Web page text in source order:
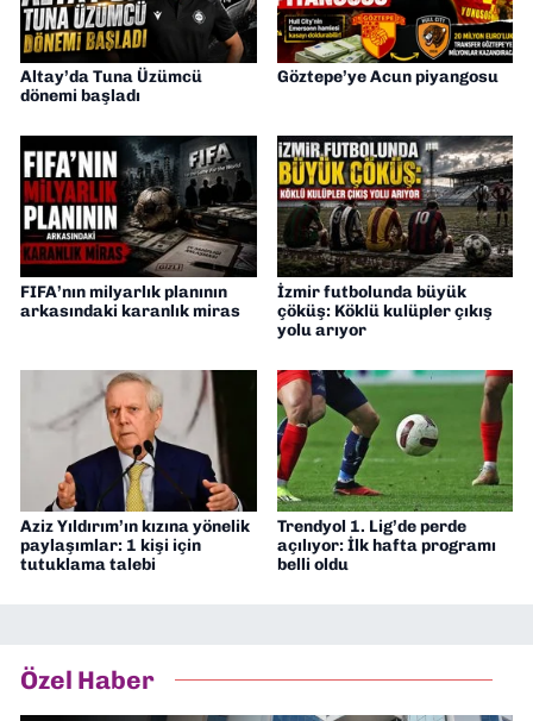
Altay’da Tuna Üzümcü
dönemi başladı
Göztepe’ye Acun piyangosu
FIFA’nın milyarlık planının
arkasındaki karanlık miras
İzmir futbolunda büyük
çöküş: Köklü kulüpler çıkış
yolu arıyor
Aziz Yıldırım’ın kızına yönelik
paylaşımlar: 1 kişi için
tutuklama talebi
Trendyol 1. Lig’de perde
açılıyor: İlk hafta programı
belli oldu
Özel Haber